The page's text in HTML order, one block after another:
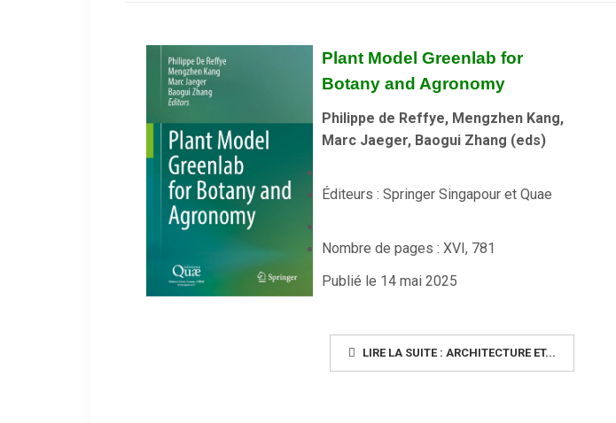
Plant Model Greenlab for
Botany and Agronomy
Philippe de Reffye, Mengzhen Kang,
Marc Jaeger, Baogui Zhang (eds)
Éditeurs : Springer Singapour et Quae
Nombre de pages : XVI, 781
Publié le 14 mai 2025
LIRE LA SUITE : ARCHITECTURE ET...